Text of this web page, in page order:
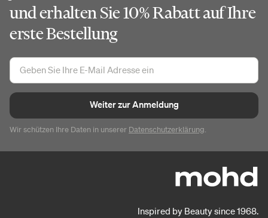
und erhalten Sie 10% Rabatt auf Ihre
erste Bestellung
Weiter zur Anmeldung
Wir schützen Ihre Daten in unserer Datenschutzerklärung.
Inspired by Beauty since 1968.